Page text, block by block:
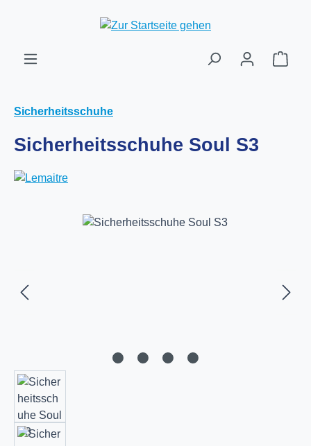
Zum Hauptinhalt springen
Sicherheitsschuhe
Sicherheitsschuhe Soul S3
Bildergalerie überspringen